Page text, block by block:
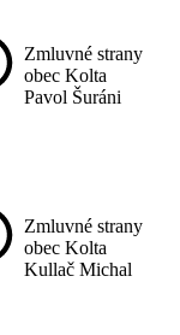
Zmluvné strany
obec Kolta
Pavol Šuráni
Zmluvné strany
obec Kolta
Kullač Michal